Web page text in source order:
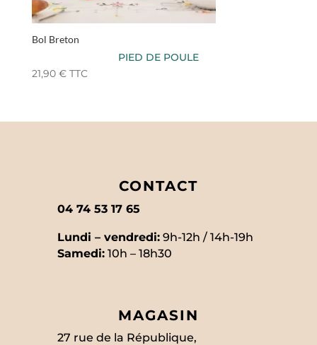
Bol Breton
PIED DE POULE
21,90 € TTC
CONTACT
04 74 53 17 65
Lundi – vendredi:9h-12h / 14h-19h
Samedi:10h – 18h30
MAGASIN
27 rue de la République,